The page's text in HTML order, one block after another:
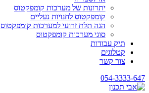
יתרונות של מערכות קומפקטוס
קומפקטוס לחנויות נעליים
הגה תלת זרועי למערכות קומפקטוס
סוגי מערכות קומפקטוס
תיק עבודות
קטלוגים
צור קשר
054-3333-647